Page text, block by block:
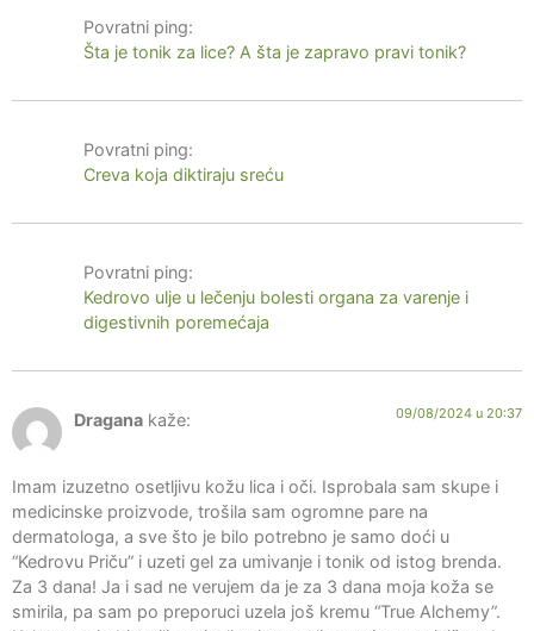
Povratni ping:
Šta je tonik za lice? A šta je zapravo pravi tonik?
Povratni ping:
Creva koja diktiraju sreću
Povratni ping:
Kedrovo ulje u lečenju bolesti organa za varenje i
digestivnih poremećaja
Dragana kaže: 09/08/2024 u 20:37
Imam izuzetno osetljivu kožu lica i oči. Isprobala sam skupe i
medicinske proizvode, trošila sam ogromne pare na
dermatologa, a sve što je bilo potrebno je samo doći u
“Kedrovu Priču” i uzeti gel za umivanje i tonik od istog brenda.
Za 3 dana! Ja i sad ne verujem da je za 3 dana moja koža se
smirila, pa sam po preporuci uzela još kremu “True Alchemy”.